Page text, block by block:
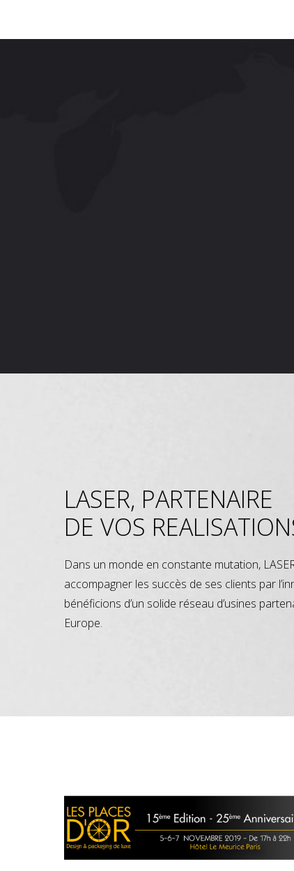
LASER, PARTENAIRE
DE VOS
Dans un monde en constante mutation,
accompagner les succès de ses clients par
bénéficions d’un solide réseau d’usines
Europe.